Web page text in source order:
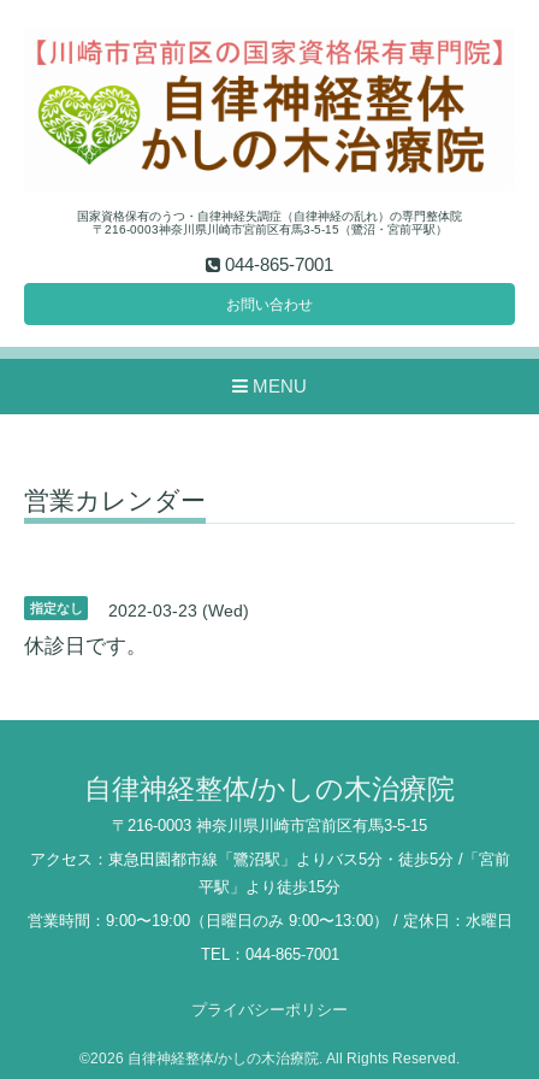
国家資格保有のうつ・自律神経失調症（自律神経の乱れ）の専門整体院
〒216-0003神奈川県川崎市宮前区有馬3-5-15（鷺沼・宮前平駅）
044-865-7001
お問い合わせ
MENU
営業カレンダー
指定なし 2022-03-23 (Wed)
休診日です。
自律神経整体/かしの木治療院
〒216-0003 神奈川県川崎市宮前区有馬3-5-15
アクセス：東急田園都市線「鷺沼駅」よりバス5分・徒歩5分 /「宮前
平駅」より徒歩15分
営業時間：9:00〜19:00（日曜日のみ 9:00〜13:00） / 定休日：水曜日
TEL：044-865-7001
プライバシーポリシー
©2026 自律神経整体/かしの木治療院 . All Rights Reserved.